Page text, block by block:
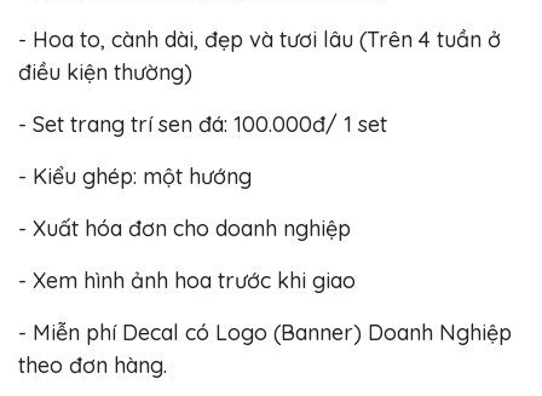
- Hoa to, cành dài, đẹp và tươi lâu (Trên 4 tuần ở
điều kiện thường)
- Set trang trí sen đá: 100.000đ/ 1 set
- Kiểu ghép: một hướng
- Xuất hóa đơn cho doanh nghiệp
- Xem hình ảnh hoa trước khi giao
- Miễn phí Decal có Logo (Banner) Doanh Nghiệp
theo đơn hàng.